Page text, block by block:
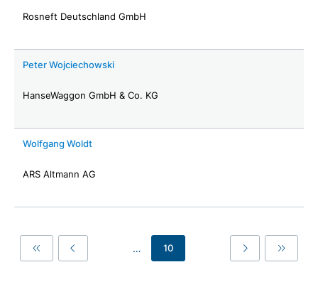
Rosneft Deutschland GmbH
Peter Wojciechowski
HanseWaggon GmbH & Co. KG
Wolfgang Woldt
ARS Altmann AG
First Previous
… 10
Last Last